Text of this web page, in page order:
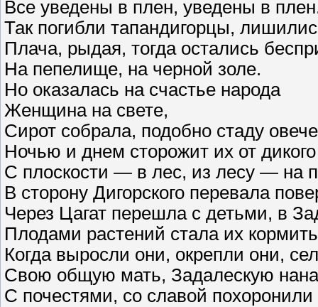
Все уведены в плен, уведены в
Так погибли тапандигорцы,
Плача, рыдая, тогда остались
На пепелище, на черной золе.
Но оказалась на счастье народа
Женщина на свете,
Сирот собрала, подобно стаду
Ночью и днем сторожит их от
С плоскости — в лес, из лесу — на
В сторону Дигорского перевала
Через Цагат перешла с детьми, в
Плодами растений стала их
Когда выросли они, окрепли они,
Свою общую мать, Задалескую
С почестями, со славой